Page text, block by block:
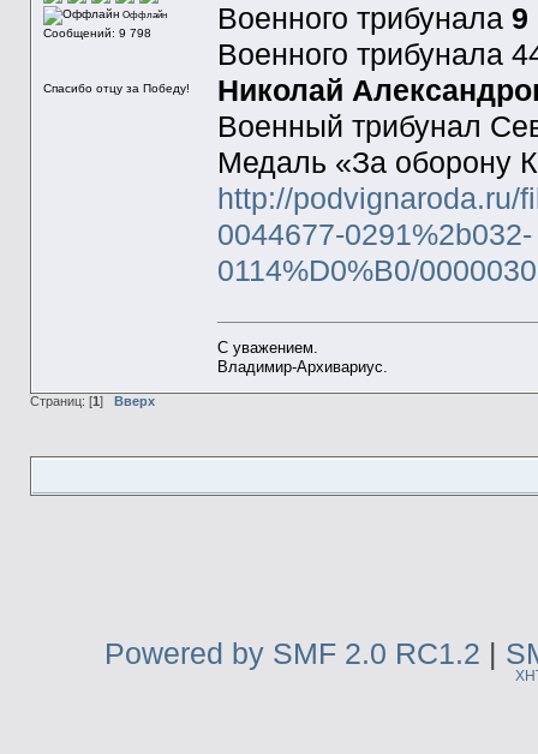
Оффлайн
Сообщений: 9 798
Спасибо отцу за Победу!
Военного трибунала 9
Военного трибунала
Николай
Военный трибунал
Медаль «За оборону
http://podvignaroda.ru/
0044677-0291%2b032-
0114%D0%B0/
С уважением.
Владимир-Архивариус.
Страниц: [1 ] Вверх
Powered by SMF 2.0 RC1.2 |